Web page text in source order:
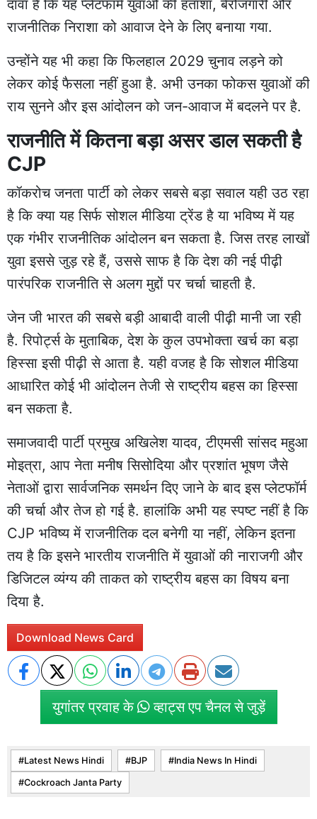
दावा है कि यह प्लेटफॉर्म युवाओं की हताशा, बेरोजगारी और
राजनीतिक निराशा को आवाज देने के लिए बनाया गया.
उन्होंने यह भी कहा कि फिलहाल 2029 चुनाव लड़ने को
लेकर कोई फैसला नहीं हुआ है. अभी उनका फोकस युवाओं की
राय सुनने और इस आंदोलन को जन-आवाज में बदलने पर है.
राजनीति में कितना बड़ा असर डाल सकती है
CJP
कॉकरोच जनता पार्टी को लेकर सबसे बड़ा सवाल यही उठ रहा
है कि क्या यह सिर्फ सोशल मीडिया ट्रेंड है या भविष्य में यह
एक गंभीर राजनीतिक आंदोलन बन सकता है. जिस तरह लाखों
युवा इससे जुड़ रहे हैं, उससे साफ है कि देश की नई पीढ़ी
पारंपरिक राजनीति से अलग मुद्दों पर चर्चा चाहती है.
जेन जी भारत की सबसे बड़ी आबादी वाली पीढ़ी मानी जा रही
है. रिपोर्ट्स के मुताबिक, देश के कुल उपभोक्ता खर्च का बड़ा
हिस्सा इसी पीढ़ी से आता है. यही वजह है कि सोशल मीडिया
आधारित कोई भी आंदोलन तेजी से राष्ट्रीय बहस का हिस्सा
बन सकता है.
समाजवादी पार्टी प्रमुख अखिलेश यादव, टीएमसी सांसद महुआ
मोइत्रा, आप नेता मनीष सिसोदिया और प्रशांत भूषण जैसे
नेताओं द्वारा सार्वजनिक समर्थन दिए जाने के बाद इस प्लेटफॉर्म
की चर्चा और तेज हो गई है. हालांकि अभी यह स्पष्ट नहीं है कि
CJP भविष्य में राजनीतिक दल बनेगी या नहीं, लेकिन इतना
तय है कि इसने भारतीय राजनीति में युवाओं की नाराजगी और
डिजिटल व्यंग्य की ताकत को राष्ट्रीय बहस का विषय बना
दिया है.
Download News Card
युगांतर प्रवाह के व्हाट्स एप चैनल से जुड़ें
Latest News Hindi BJP India News In Hindi
Cockroach Janta Party